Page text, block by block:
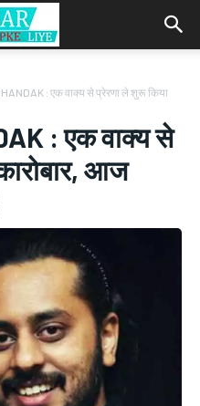
: एक वाक्य से प्रेरणा ले शुरू किया
: एक वाक्य से
आज